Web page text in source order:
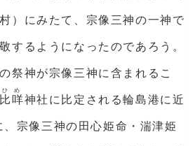
）にみたて、宗像三神の一神で
するようになったのであろう。
祭神が宗像三神に含まれるこ
咩
め
神社に比定される輪島港に近
、宗像三神の田心姫命・湍津姫